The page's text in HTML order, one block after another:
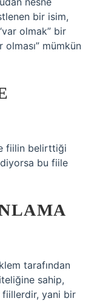
bir isim,
olmak” bir
mümkün
fiilin belirttiği
bu fiile
tarafından
sahip,
yani bir